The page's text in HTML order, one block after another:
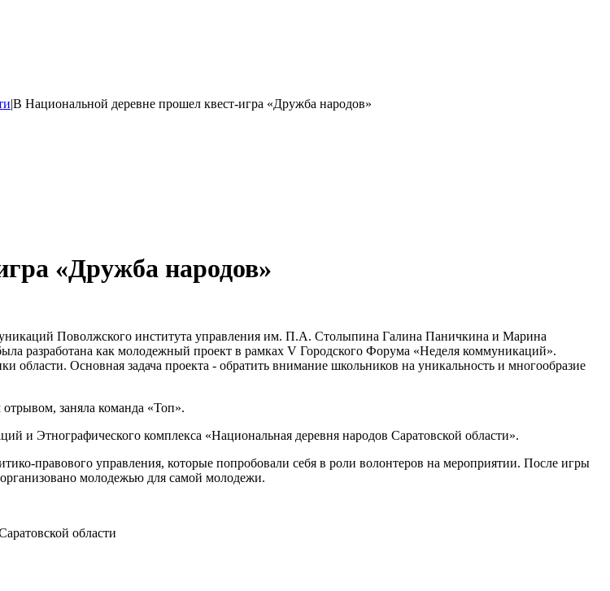
|В Национальной деревне прошел квест-игра «Дружба народов»
«Дружба народов»
Поволжского института управления им. П.А. Столыпина Галина Паничкина и Марина
разработана как молодежный проект в рамках V Городского Форума «Неделя коммуникаций».
области. Основная задача проекта - обратить внимание школьников на уникальность и многообразие
заняла команда «Топ».
Этнографического комплекса «Национальная деревня народов Саратовской области».
правового управления, которые попробовали себя в роли волонтеров на мероприятии. После игры
молодежью для самой молодежи.
области